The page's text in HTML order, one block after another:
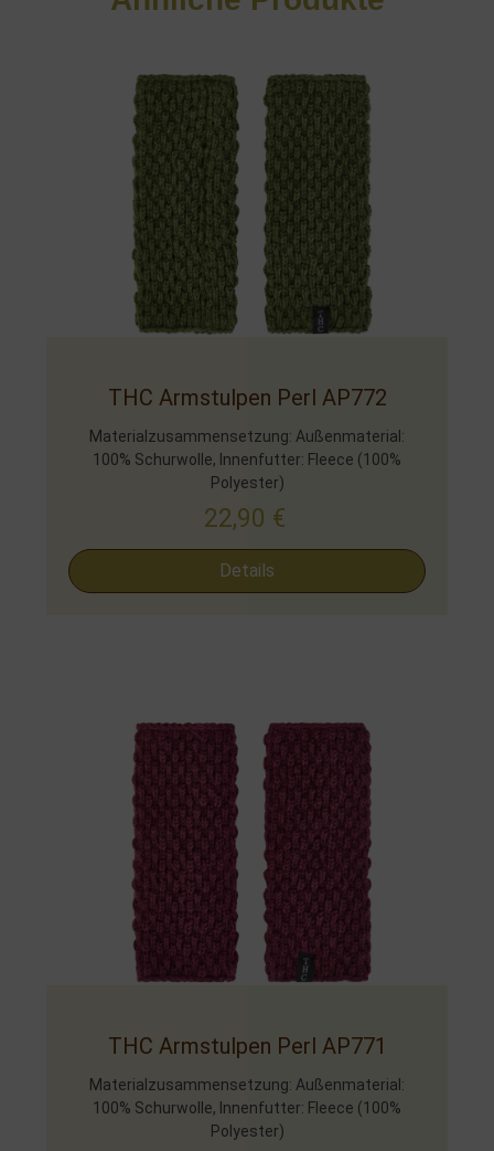
THC Armstulpen Perl AP772
Materialzusammensetzung: Außenmaterial:
100% Schurwolle, Innenfutter: Fleece (100%
Polyester)
22,90 €
Details
THC Armstulpen Perl AP771
Materialzusammensetzung: Außenmaterial:
100% Schurwolle, Innenfutter: Fleece (100%
Polyester)